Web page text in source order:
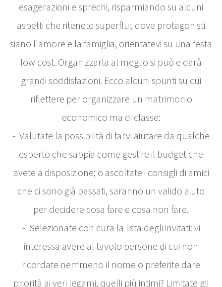
esagerazioni e sprechi, risparmiando su alcuni
aspetti che ritenete superflui, dove protagonisti
siano l'amore e la famiglia, orientatevi su una festa
low cost. Organizzarla al meglio si può e darà
grandi soddisfazioni. Ecco alcuni spunti su cui
riflettere per organizzare un matrimonio
economico ma di classe:
- Valutate la possibilità di farvi aiutare da qualche
esperto che sappia come gestire il budget che
avete a disposizione; o ascoltate i consigli di amici
che ci sono già passati, saranno un valido aiuto
per decidere cosa fare e cosa non fare.
- Selezionate con cura la lista degli invitati: vi
interessa avere al tavolo persone di cui non
ricordate nemmeno il nome o preferite dare
priorità ai veri legami, quelli più intimi? Limitate gli